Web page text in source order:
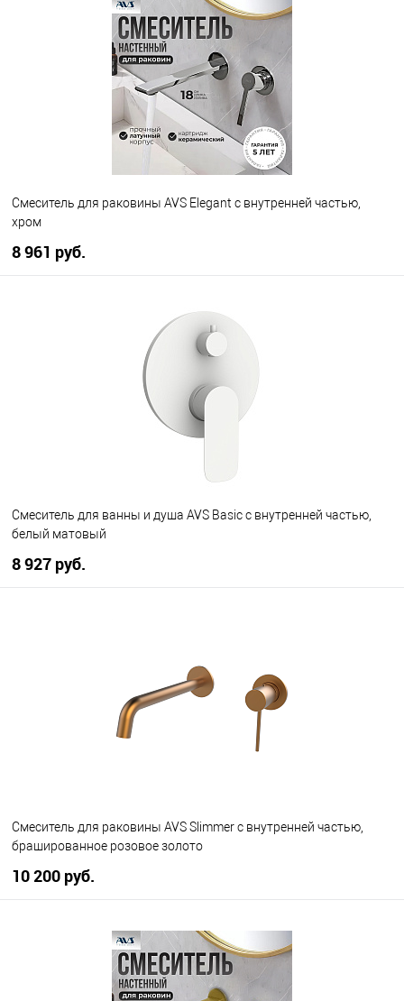
В наличии
Смеситель для раковины AVS Elegant с внутренней частью,
хром
8 961 руб.
В наличии
Смеситель для ванны и душа AVS Basic с внутренней частью,
белый матовый
8 927 руб.
Смеситель для раковины AVS Slimmer с внутренней частью,
брашированное розовое золото
10 200 руб.
В корзину
В наличии